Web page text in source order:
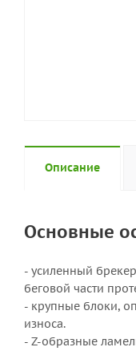
Описание
Основные
- усиленный
беговой части
- крупные блоки,
износа.
- Z-образные